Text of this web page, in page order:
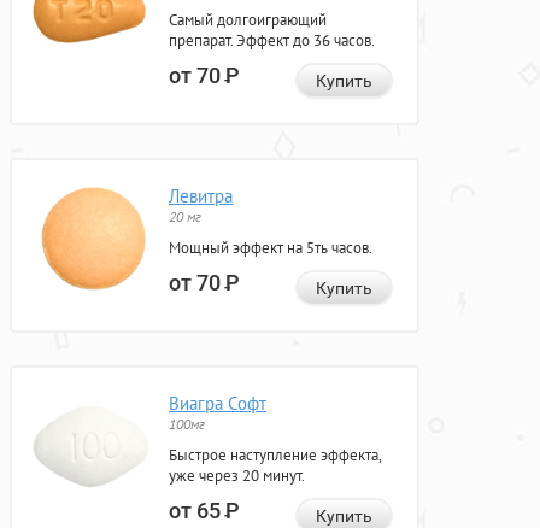
Самый долгоиграющий
препарат. Эффект до 36 часов.
от 70Р Купить
Левитра
20 мг
Мощный эффект на 5ть часов.
от 70Р Купить
Виагра Софт
100мг
Быстрое наступление эффекта,
уже через 20 минут.
от 65Р Купить